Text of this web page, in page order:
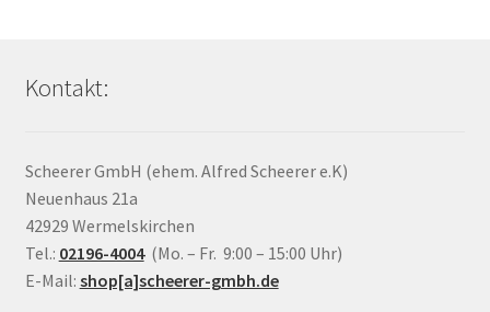
Kontakt:
Scheerer GmbH (ehem. Alfred Scheerer e.K)
Neuenhaus 21a
42929 Wermelskirchen
Tel.: 02196-4004(Mo. – Fr. 9:00 – 15:00 Uhr)
E-Mail: shop[a]scheerer-gmbh.de